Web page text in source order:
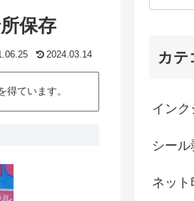
保存
2024.03.14
ています。
カテ
インク
シール
ネット